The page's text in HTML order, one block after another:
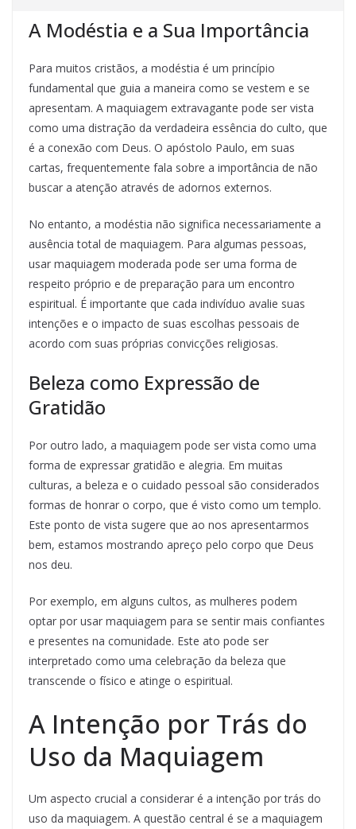
A Modéstia e a Sua Importância
Para muitos cristãos, a modéstia é um princípio
fundamental que guia a maneira como se vestem e se
apresentam. A maquiagem extravagante pode ser vista
como uma distração da verdadeira essência do culto, que
é a conexão com Deus. O apóstolo Paulo, em suas
cartas, frequentemente fala sobre a importância de não
buscar a atenção através de adornos externos.
No entanto, a modéstia não significa necessariamente a
ausência total de maquiagem. Para algumas pessoas,
usar maquiagem moderada pode ser uma forma de
respeito próprio e de preparação para um encontro
espiritual. É importante que cada indivíduo avalie suas
intenções e o impacto de suas escolhas pessoais de
acordo com suas próprias convicções religiosas.
Beleza como Expressão de
Gratidão
Por outro lado, a maquiagem pode ser vista como uma
forma de expressar gratidão e alegria. Em muitas
culturas, a beleza e o cuidado pessoal são considerados
formas de honrar o corpo, que é visto como um templo.
Este ponto de vista sugere que ao nos apresentarmos
bem, estamos mostrando apreço pelo corpo que Deus
nos deu.
Por exemplo, em alguns cultos, as mulheres podem
optar por usar maquiagem para se sentir mais confiantes
e presentes na comunidade. Este ato pode ser
interpretado como uma celebração da beleza que
transcende o físico e atinge o espiritual.
A Intenção por Trás do
Uso da Maquiagem
Um aspecto crucial a considerar é a intenção por trás do
uso da maquiagem. A questão central é se a maquiagem